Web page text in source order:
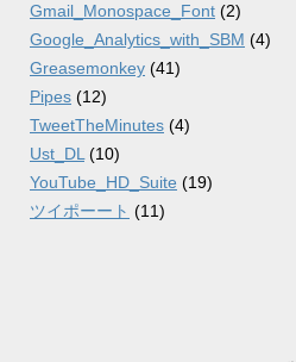
Gmail_Monospace_Font (2)
Google_Analytics_with_SBM (4)
Greasemonkey (41)
Pipes (12)
TweetTheMinutes (4)
Ust_DL (10)
YouTube_HD_Suite (19)
ツイポーート (11)